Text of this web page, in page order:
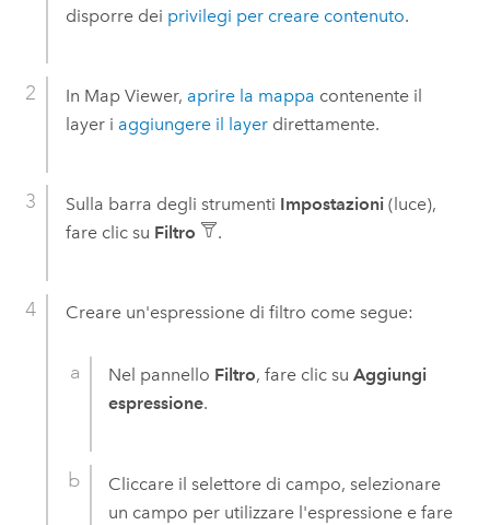
disporre dei privilegi per creare contenuto.
In Map Viewer, aprire la mappa contenente il
layer i aggiungere il layerdirettamente.
Sulla barra degli strumenti Impostazioni(luce),
fare clic su Filtro .
Creare un'espressione di filtro come segue:
Nel pannello Filtro, fare clic suAggiungi
espressione.
Cliccare il selettore di campo, selezionare
un campo per utilizzare l'espressione e fare